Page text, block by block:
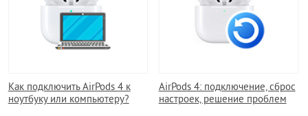
Как подключить AirPods 4 к
ноутбуку или компьютеру?
AirPods 4: подключение, сброс
настроек, решение проблем